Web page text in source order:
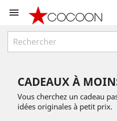

CADEAUX À
Vous cherchez un cadeau
idées originales à petit prix.